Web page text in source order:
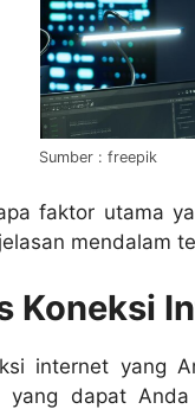
Sumber : freepik
faktor utama
mendalam
Koneksi
internet yang
yang dapat